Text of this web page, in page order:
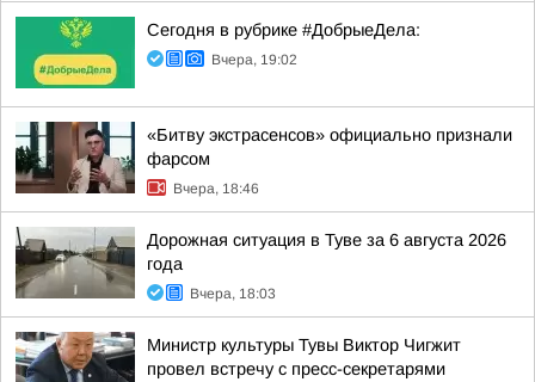
Сегодня в рубрике #ДобрыеДела:
Вчера, 19:02
«Битву экстрасенсов» официально признали
фарсом
Вчера, 18:46
Дорожная ситуация в Туве за 6 августа 2026
года
Вчера, 18:03
Министр культуры Тувы Виктор Чигжит
провел встречу с пресс-секретарями